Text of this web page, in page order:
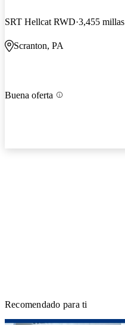
SRT Hellcat RWD 3,455 millas
Scranton, PA
Buena oferta
Recomendado para ti